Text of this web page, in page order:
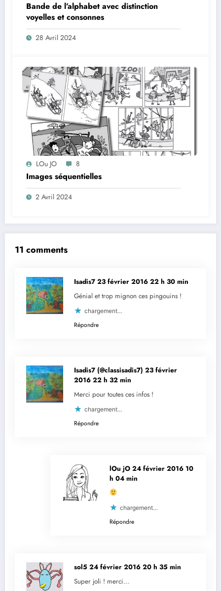
Bande de l’alphabet avec distinction
voyelles et consonnes
28 Avril 2024
LOu JO 8
Images séquentielles
2 Avril 2024
11 comments
Isadis7 23 février 2016 22 h 30 min
Génial et trop mignon ces pingouins !
chargement…
Répondre
Isadis7 (@classisadis7) 23 février
2016 22 h 32 min
Merci pour toutes ces infos !
chargement…
Répondre
lOu jO 24 février 2016 10
h 04 min
chargement…
Répondre
sol5 24 février 2016 20 h 35 min
Super joli ! merci…